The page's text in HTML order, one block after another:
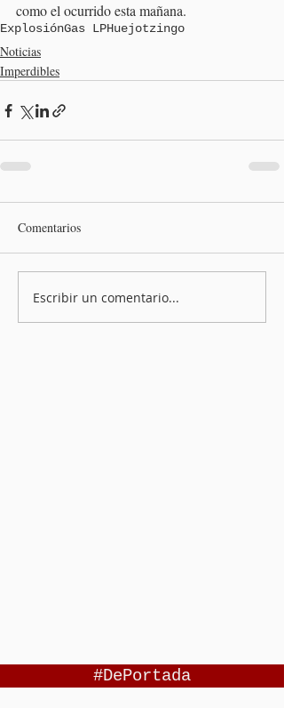
como el ocurrido esta mañana.
ExplosiónGas LPHuejotzingo
Noticias
Imperdibles
Comentarios
Escribir un comentario...
#DePortada